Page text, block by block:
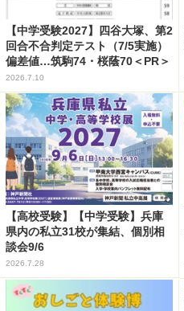
【中学受験2027】四谷大塚、第2
回合不合判定テスト（7/5実施）
偏差値…筑駒74・桜蔭70＜PR＞
2026.7.10
【高校受験】【中学受験】兵庫
県内の私立31校が集結、個別相
談会9/6
2026.7.28